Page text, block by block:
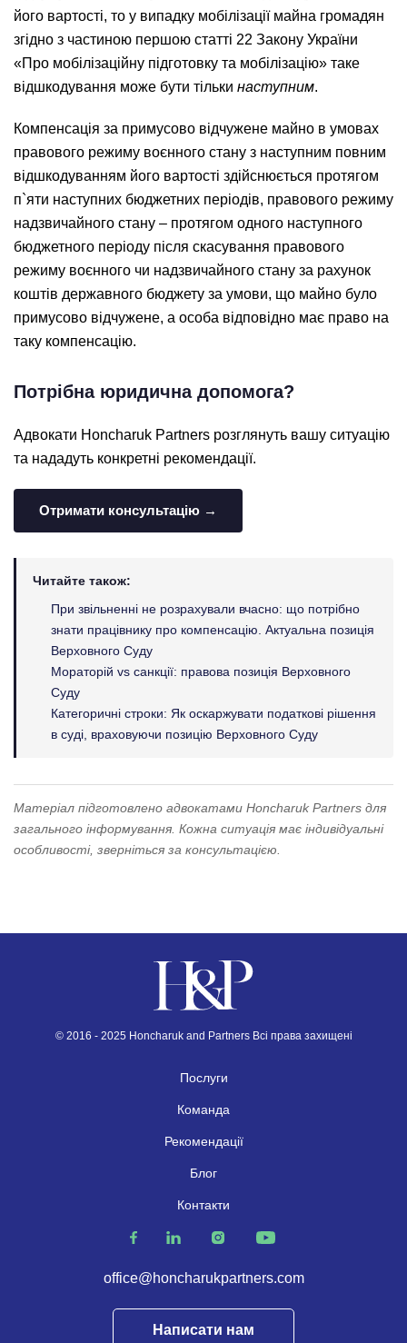
його вартості, то у випадку мобілізації майна громадян
згідно з частиною першою статті 22 Закону України
«Про мобілізаційну підготовку та мобілізацію» таке
відшкодування може бути тільки наступним.
Компенсація за примусово відчужене майно в умовах
правового режиму воєнного стану з наступним повним
відшкодуванням його вартості здійснюється протягом
п`яти наступних бюджетних періодів, правового режиму
надзвичайного стану – протягом одного наступного
бюджетного періоду після скасування правового
режиму воєнного чи надзвичайного стану за рахунок
коштів державного бюджету за умови, що майно було
примусово відчужене, а особа відповідно має право на
таку компенсацію.
Потрібна юридична допомога?
Адвокати Honcharuk Partners розглянуть вашу ситуацію
та нададуть конкретні рекомендації.
Отримати консультацію →
Читайте також:
При звільненні не розрахували вчасно: що потрібно
знати працівнику про компенсацію. Актуальна позиція
Верховного Суду
Мораторій vs санкції: правова позиція Верховного
Суду
Категоричні строки: Як оскаржувати податкові рішення
в суді, враховуючи позицію Верховного Суду
Матеріал підготовлено адвокатами Honcharuk Partners для
загального інформування. Кожна ситуація має індивідуальні
особливості, зверніться за консультацією.
© 2016 - 2025 Honcharuk and Partners Всі права захищені
Послуги
Команда
Рекомендації
Блог
Контакти
office@honcharukpartners.com
Написати нам